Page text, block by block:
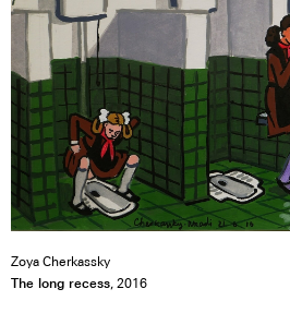
Zoya Cherkassky
The long recess, 2016